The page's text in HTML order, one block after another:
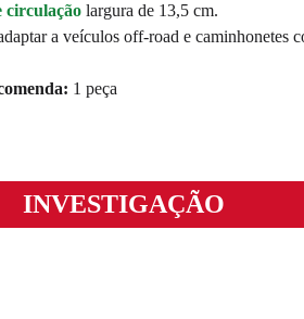
circulação largura de 13,5 cm.
a veículos off-road e caminhonetes
1 peça
INVESTIGAÇÃO